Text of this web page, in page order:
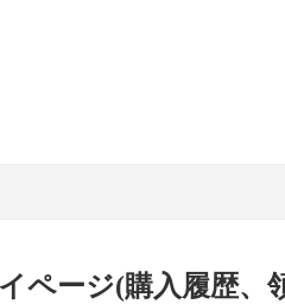
ページ(購入履歴、